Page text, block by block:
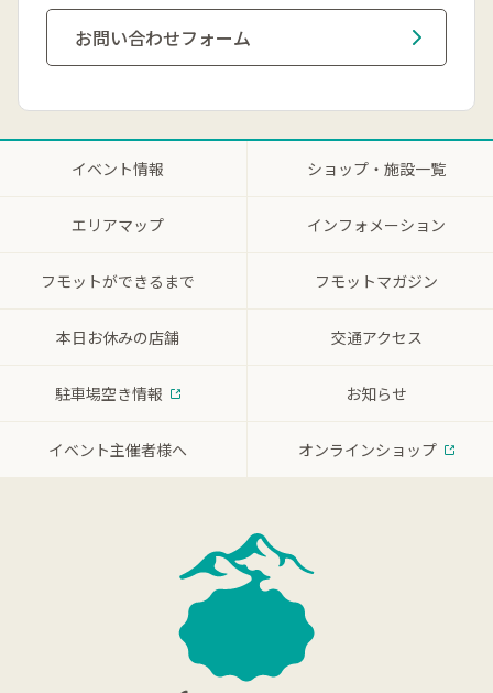
お問い合わせフォーム
イベント情報 ショップ・施設一覧
エリアマップ インフォメーション
フモットができるまで フモットマガジン
本日お休みの店舗 交通アクセス
駐車場空き情報 お知らせ
イベント主催者様へ オンラインショップ